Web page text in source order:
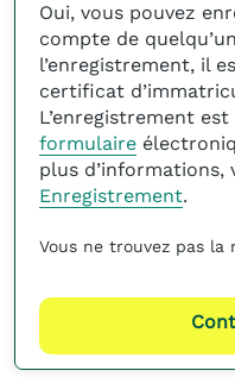
Oui, vous pouvez
compte de
l’enregistrement, il
certificat
L’enregistrement
formulaire
plus d’informations,
Enregistrement.
Vous ne trouvez pas la